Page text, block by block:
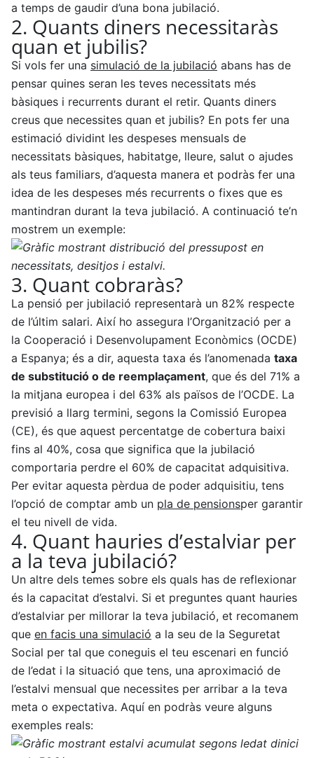
a temps de gaudir d’una bona jubilació.
2. Quants diners necessitaràs
quan et jubilis?
Si vols fer una simulació de la jubilació abans has de
pensar quines seran les teves necessitats més
bàsiques i recurrents durant el retir. Quants diners
creus que necessites quan et jubilis? En pots fer una
estimació dividint les despeses mensuals de
necessitats bàsiques, habitatge, lleure, salut o ajudes
als teus familiars, d’aquesta manera et podràs fer una
idea de les despeses més recurrents o fixes que es
mantindran durant la teva jubilació. A continuació te’n
mostrem un exemple:
3. Quant cobraràs?
La pensió per jubilació representarà un 82% respecte
de l’últim salari. Així ho assegura l’Organització per a
la Cooperació i Desenvolupament Econòmics (OCDE)
a Espanya; és a dir, aquesta taxa és l’anomenada taxa
de substitució o de reemplaçament, que és del 71% a
la mitjana europea i del 63% als països de l’OCDE. La
previsió a llarg termini, segons la Comissió Europea
(CE), és que aquest percentatge de cobertura baixi
fins al 40%, cosa que significa que la jubilació
comportaria perdre el 60% de capacitat adquisitiva.
Per evitar aquesta pèrdua de poder adquisitiu, tens
l’opció de comptar amb un pla de pensionsper garantir
el teu nivell de vida.
4. Quant hauries d’estalviar per
a la teva jubilació?
Un altre dels temes sobre els quals has de reflexionar
és la capacitat d’estalvi. Si et preguntes quant hauries
d’estalviar per millorar la teva jubilació, et recomanem
que en facis una simulació a la seu de la Seguretat
Social per tal que coneguis el teu escenari en funció
de l’edat i la situació que tens, una aproximació de
l’estalvi mensual que necessites per arribar a la teva
meta o expectativa. Aquí en podràs veure alguns
exemples reals: